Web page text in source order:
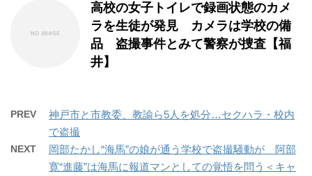
高校の女子トイレで録画状態のカメ
ラを生徒が発見 カメラは学校の備
品 盗撮事件とみて警察が捜査【福
井】
PREV
神戸市と市教委、教諭ら5人を処分…セクハラ・校内
で盗撮
NEXT
岡部たかし“海馬”の娘が通う学校で盗撮騒動が 阿部
寛“進藤”は海馬に報道マンとしての覚悟を問う＜キャ